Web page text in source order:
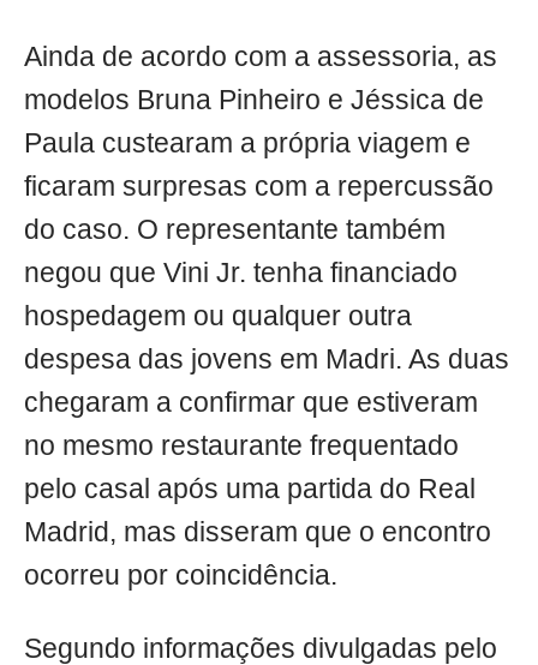
Ainda de acordo com a assessoria, as
modelos Bruna Pinheiro e Jéssica de
Paula custearam a própria viagem e
ficaram surpresas com a repercussão
do caso. O representante também
negou que Vini Jr. tenha financiado
hospedagem ou qualquer outra
despesa das jovens em Madri. As duas
chegaram a confirmar que estiveram
no mesmo restaurante frequentado
pelo casal após uma partida do Real
Madrid, mas disseram que o encontro
ocorreu por coincidência.
Segundo informações divulgadas pelo